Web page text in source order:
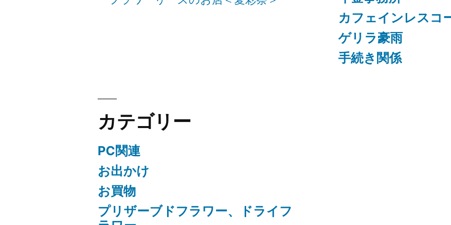
カフェインレスコ
ゲリラ豪雨
手続き関係
カテゴリー
PC関連
お出かけ
お買物
プリザーブドフラワー、ドライフ